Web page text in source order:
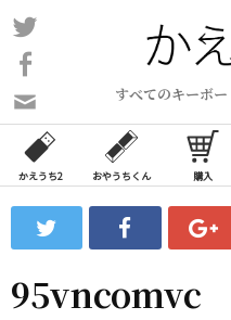
コ
ン
ン
ツ
ス
ッ
プ
すべてのキーボ
い
合
わ
フ
ォ
ム
かえうち2 おやうちくん 購入
95vncomvc